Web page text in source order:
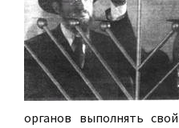
органов выполнять